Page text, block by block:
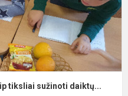
tiksliai sužinoti daiktų...